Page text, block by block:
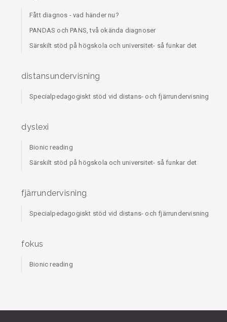
Fått diagnos - vad händer nu?
PANDAS och PANS, två okända diagnoser
Särskilt stöd på högskola och universitet- så funkar det
distansundervisning
Specialpedagogiskt stöd vid distans- och fjärrundervisning
dyslexi
Bionic reading
Särskilt stöd på högskola och universitet- så funkar det
fjärrundervisning
Specialpedagogiskt stöd vid distans- och fjärrundervisning
fokus
Bionic reading